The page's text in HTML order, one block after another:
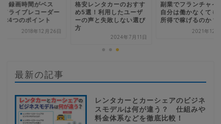
と録画時間がベス
ドライブレコーダー
ぶ4つのポイント
2018年12月26日
格安レンタカーのおすす
め5選！利用したユーザ
ーの声と失敗しない選び
方
2024年7月11日
副業でフランチャイ
自分は働かなくても
所得で稼げるのか？
2021年12
最新の記事
レンタカーとカーシェアのビジネ
スモデルは何が違う？ 仕組みや
料金体系などを徹底比較！